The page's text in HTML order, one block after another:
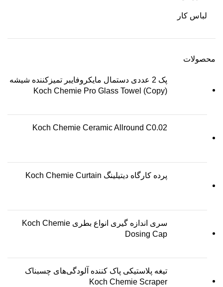
لباس کار
محصولات
پک 2 عددی دستمال مایکروفایبر تمیزکننده شیشه
Koch Chemie Pro Glass Towel (Copy)
Koch Chemie Ceramic Allround C0.02
پرده کارگاه دیتیلینگ Koch Chemie Curtain
سری اندازه گیری انواع بطری Koch Chemie
Dosing Cap
تیغه پلاستیکی پاک کننده آلودگی‌های چسبناک
Koch Chemie Scraper